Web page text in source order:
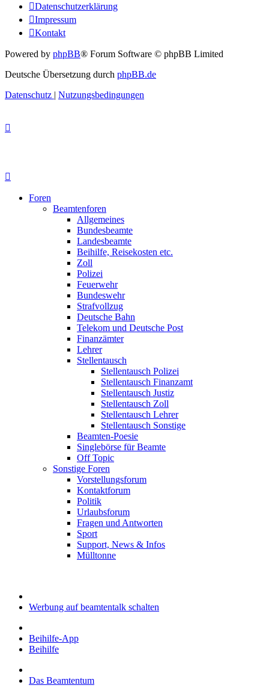
Datenschutzerklärung
Impressum
Kontakt
Powered by phpBB® Forum Software © phpBB Limited
Deutsche Übersetzung durch phpBB.de
Datenschutz | Nutzungsbedingungen
Foren
Beamtenforen
Allgemeines
Bundesbeamte
Landesbeamte
Beihilfe, Reisekosten etc.
Zoll
Polizei
Feuerwehr
Bundeswehr
Strafvollzug
Deutsche Bahn
Telekom und Deutsche Post
Finanzämter
Lehrer
Stellentausch
Stellentausch Polizei
Stellentausch Finanzamt
Stellentausch Justiz
Stellentausch Zoll
Stellentausch Lehrer
Stellentausch Sonstige
Beamten-Poesie
Singlebörse für Beamte
Off Topic
Sonstige Foren
Vorstellungsforum
Kontaktforum
Politik
Urlaubsforum
Fragen und Antworten
Sport
Support, News & Infos
Mülltonne
Werbung auf beamtentalk schalten
Beihilfe-App
Beihilfe
Das Beamtentum